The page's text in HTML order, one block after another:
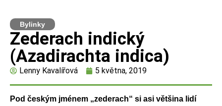
Bylinky
Zederach indický
(Azadirachta indica)
Lenny Kavalířová 5 května, 2019
Pod českým jménem „zederach“ si asi většina lidí